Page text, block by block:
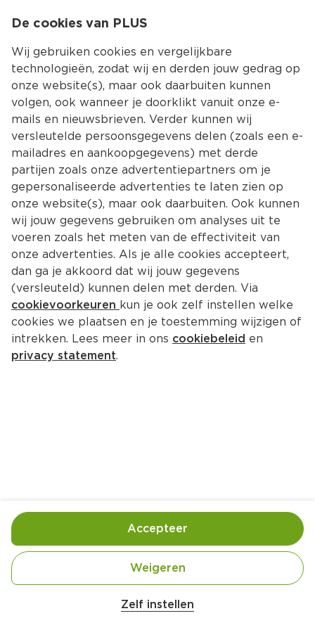
Kies jouw
Terug Producten
Pedigree Ranchos cubes rund
Per Stazak 70 g  (per kilo €37.00)
Handige informatie over dit product
Pedigree Ranchos Cubes Hondensnacks Rund 70g
Gebruik- en bewaarinstructies
De cookies van PLUS
Wij gebruiken cookies en vergelijkbare
technologieën, zodat wij en derden jouw gedrag op
onze website(s), maar ook daarbuiten kunnen
volgen, ook wanneer je doorklikt vanuit onze e-
mails en nieuwsbrieven. Verder kunnen wij
versleutelde persoonsgegevens delen (zoals een e-
mailadres en aankoopgegevens) met derde
partijen zoals onze advertentiepartners om je
gepersonaliseerde advertenties te laten zien op
onze website(s), maar ook daarbuiten. Ook kunnen
wij jouw gegevens gebruiken om analyses uit te
voeren zoals het meten van de effectiviteit van
onze advertenties. Als je alle cookies accepteert,
dan ga je akkoord dat wij jouw gegevens
(versleuteld) kunnen delen met derden. Via
cookievoorkeuren kun je ook zelf instellen welke
cookies we plaatsen en je toestemming wijzigen of
intrekken. Lees meer in ons cookiebeleid en
privacy statement.
Zelf instellen
Weigeren
Accepteer